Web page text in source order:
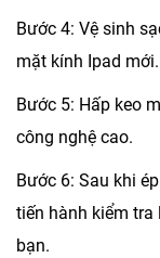
Bước 4: Vệ sinh
mặt kính Ipad mới.
Bước 5: Hấp keo
công nghệ cao.
Bước 6: Sau khi
tiến hành kiểm
bạn.